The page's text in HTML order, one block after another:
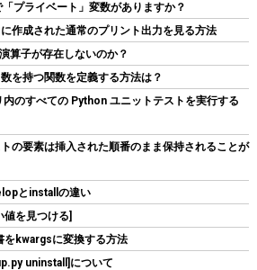
3.5インチ SATA 5640rpm キャッシ
証3年 WD80EFAX-AJP エコパッケージ
246.09 (2026-08-06 04:03 GMT +09:00 時点 -
プライベート」変数がありますか？
作成された通常のプリント出力を見る方法
算子が存在しないのか？
を持つ関数を定義する方法は？
のすべての Python ユニットテストを実行する
の要素は挿入された順番のまま保持されることが
とinstallの違い
を見つける]
kwargsに変換する方法
uninstall]について